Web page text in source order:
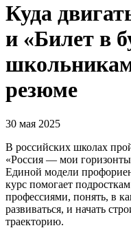
Куда
и «Билет в
школьникам
резюме
30 мая 2025
В российских школах
«Россия — мои
Единой модели
курс помогает
профессиями, понять, в
развиваться, и начать
траекторию.